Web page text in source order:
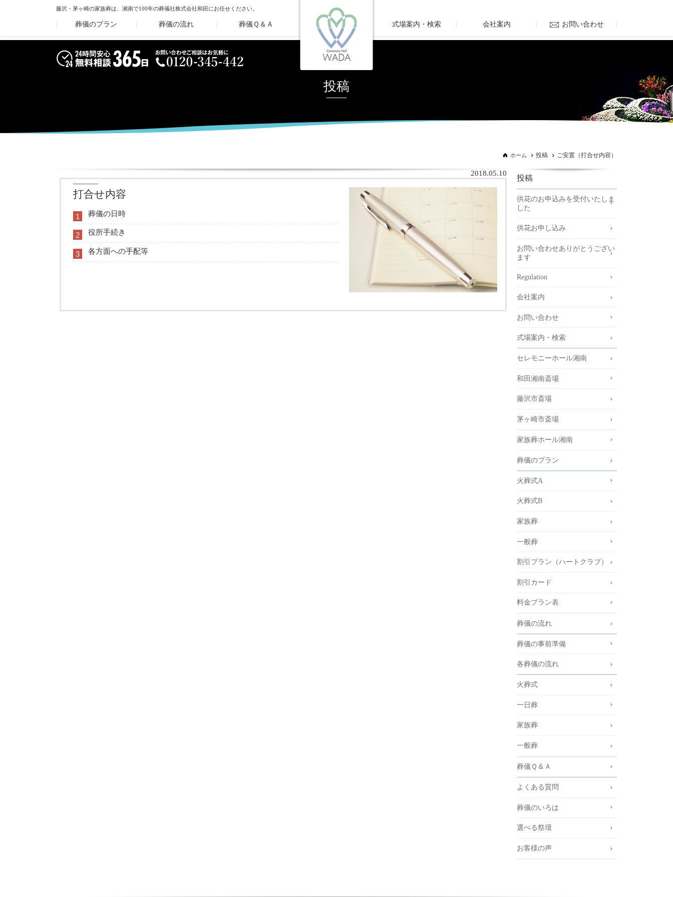
藤沢・茅ヶ崎の家族葬は、湘南で100年の葬儀社株式会社和田にお任せください。
葬儀のプラン 葬儀の流れ 葬儀Ｑ＆Ａ 式場案内・検索 会社案内 お問い合わせ
投稿
ホーム 投稿 ご安置（打合せ内容）
2018.05.10
打合せ内容
1 葬儀の日時
2 役所手続き
3 各方面への手配等
投稿
供花のお申込みを受付いたしま
した
供花お申し込み
お問い合わせありがとうござい
ます
Regulation
会社案内
お問い合わせ
式場案内・検索
セレモニーホール湘南
和田湘南斎場
藤沢市斎場
茅ヶ崎市斎場
家族葬ホール湘南
葬儀のプラン
火葬式A
火葬式B
家族葬
一般葬
割引プラン（ハートクラブ）
割引カード
料金プラン表
葬儀の流れ
葬儀の事前準備
各葬儀の流れ
火葬式
一日葬
家族葬
一般葬
葬儀Ｑ＆Ａ
よくある質問
葬儀のいろは
選べる祭壇
お客様の声